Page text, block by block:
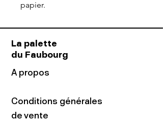
papier.
La palette
du Faubourg
A propos
Conditions générales
de vente